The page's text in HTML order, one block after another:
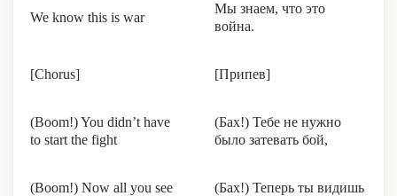
We know this is war
Мы знаем, что это
война.
[Chorus] [Припев]
(Boom!) You didn’t have
to start the fight
(Бах!) Тебе не нужно
было затевать бой,
(Boom!) Now all you see
(Бах!) Теперь ты видишь